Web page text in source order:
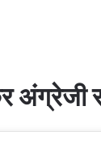
अंग्रेजी